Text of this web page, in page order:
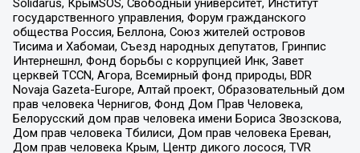
Solidarus, КрымSOS, Свободный университет, Институт
государственного управления, Форум гражданского
общества Россия, Беллона, Союз жителей островов
Тисима и Хабомаи, Съезд народных депутатов, Гринпис
Интернешнл, Фонд борьбы с коррупцией Инк, Завет
церквей TCCN, Агора, Всемирный фонд природы, BDR
Novaja Gazeta-Europe, Алтай проект, Образовательный дом
прав человека Чернигов, Фонд Дом Прав Человека,
Белорусский дом прав человека имени Бориса Звозскова,
Дом прав человека Тбилиси, Дом прав человека Ереван,
Дом прав человека Крым, Центр дикого лосося, TVR